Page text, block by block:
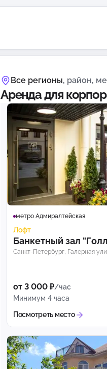
Все регионы, район,
Аренда для
метро Адмиралтейская
Лофт
Банкетный зал
Санкт-Петербург, Галерная
от 3 000 ₽/час
Минимум 4 часа
Посмотреть место